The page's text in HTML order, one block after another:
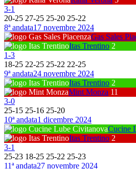
3-1
20-25 27-25 25-20 25-22
8ª andata17 novembre 2024
Gas Sales
Itas Trentino 2
1-3
18-25 22-25 25-22 22-25
9ª andata24 novembre 2024
Itas Trentino 2
Mint Monza 11
3-0
25-15 25-16 25-20
10ª andata1 dicembre 2024
Cucine
Itas Trentino 2
3-1
25-23 18-25 25-22 25-23
11ª andata27 novembre 2024